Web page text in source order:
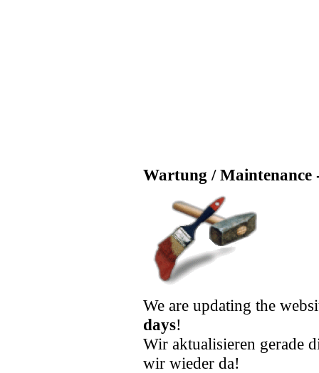
Wartung / Maintenance
We are updating the
days!
Wir aktualisieren gerade
wir wieder da!